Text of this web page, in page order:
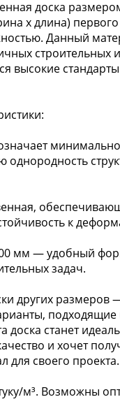
доска
х длина) первого
Данный
строительных
высокие
однородность
к
мм — удобный
задач.
других
доска станет
и хочет
для своего проекта.
м³. Возможны